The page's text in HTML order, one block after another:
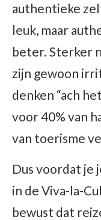
authentieke
leuk, maar
beter. Sterker
zijn gewoon
denken “ach
voor 40% van
van toerisme
Dus voordat je
in de Viva-la-
bewust dat